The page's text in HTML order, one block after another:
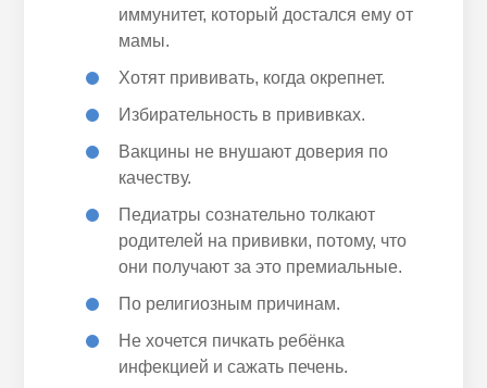
иммунитет, который достался ему от
мамы.
Хотят прививать, когда окрепнет.
Избирательность в прививках.
Вакцины не внушают доверия по
качеству.
Педиатры сознательно толкают
родителей на прививки, потому, что
они получают за это премиальные.
По религиозным причинам.
Не хочется пичкать ребёнка
инфекцией и сажать печень.